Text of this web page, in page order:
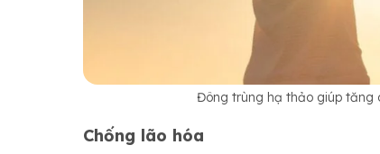
Đông trùng hạ thảo giúp
Chống lão hóa